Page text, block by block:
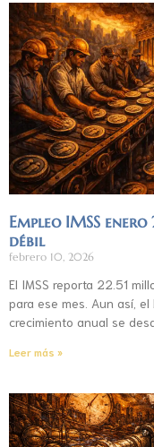
Empleo IMSS
débil
febrero 10, 2026
El IMSS reporta 22.51
para ese mes. Aun así,
crecimiento anual se
Leer más »